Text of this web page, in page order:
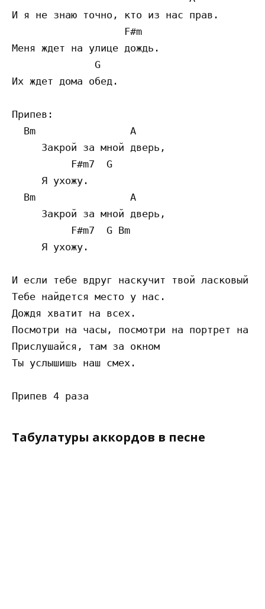
И я не знаю точно, кто из нас прав.
                   F#m
Меня ждет на улице дождь.
              G
Их ждет дома обед.
Припев:
  Bm                A
     Закрой за мной дверь,
          F#m7  G
     Я ухожу.
  Bm                A
     Закрой за мной дверь,
          F#m7  G Bm
     Я ухожу.
И если тебе вдруг наскучит твой ласковый
Тебе найдется место у нас.
Дождя хватит на всех.
Посмотри на часы, посмотри на портрет на
Прислушайся, там за окном
Ты услышишь наш смех.
Табулатуры аккордов в песне